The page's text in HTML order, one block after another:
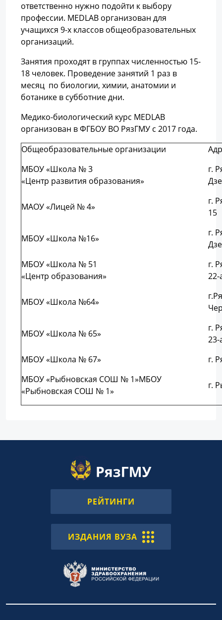
ответственно нужно подойти к выбору
профессии. MEDLAB организован для
учащихся 9-х классов общеобразовательных
организаций.
Занятия проходят в группах численностью 15-
18 человек. Проведение занятий 1 раз в
месяц по биологии, химии, анатомии и
ботанике в субботние дни.
Медико-биологический курс MEDLAB
организован в ФГБОУ ВО РязГМУ с 2017 года.
Общеобразовательные организации
МБОУ «Школа № 3
«Центр развития образования»
г.
МАОУ «Лицей № 4»
г.
15
МБОУ «Школа №16»
г.
МБОУ «Школа № 51
«Центр образования»
г.
22-
МБОУ «Школа №64»
МБОУ «Школа № 65»
г.
23-
МБОУ «Школа № 67»
г.
МБОУ «Рыбновская СОШ № 1»МБОУ
«Рыбновская СОШ № 1»
г.
РЕЙТИНГИ
ИЗДАНИЯ ВУЗА